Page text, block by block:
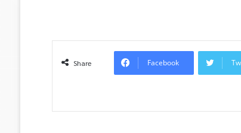
Share Facebook